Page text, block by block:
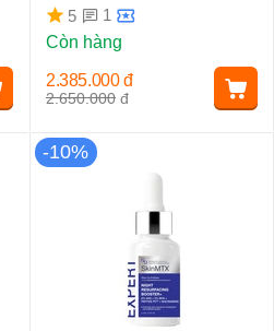
5
1
Còn hàng
2.650.000 đ
2.385.000 đ
-10%